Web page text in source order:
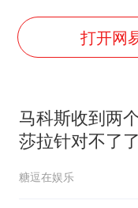
打开网
马科斯收到两
莎拉针对不了
糖逗在娱乐